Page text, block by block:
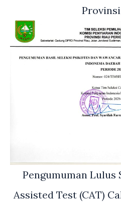
Pengumuman Lulus
Assisted Test (CAT)